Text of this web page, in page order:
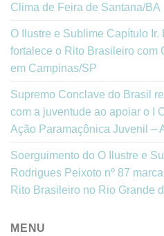
Clima de Feira de Santana/BA
O Ilustre e Sublime Capítulo Ir.
fortalece o Rito Brasileiro com
em Campinas/SP
Supremo Conclave do Brasil
com a juventude ao apoiar o I
Ação Paramaçônica Juvenil –
Soerguimento do O Ilustre e
Rodrigues Peixoto nº 87
Rito Brasileiro no Rio Grande
MENU